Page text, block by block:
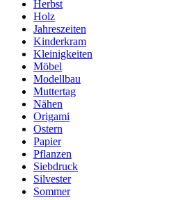
Herbst
Holz
Jahreszeiten
Kinderkram
Kleinigkeiten
Möbel
Modellbau
Muttertag
Nähen
Origami
Ostern
Papier
Pflanzen
Siebdruck
Silvester
Sommer